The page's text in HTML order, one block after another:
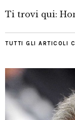
Ti trovi qui:
TUTTI GLI ARTICOLI